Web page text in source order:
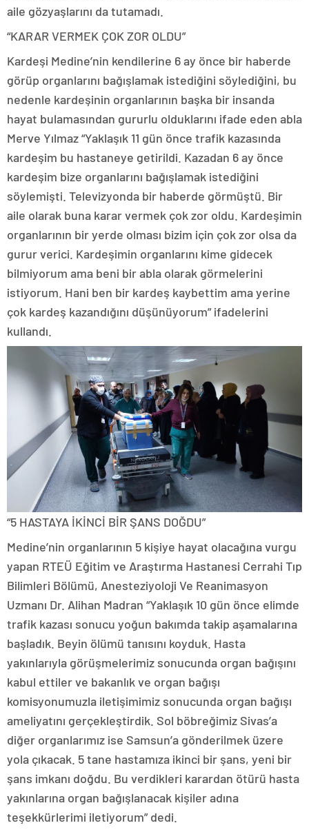
aile gözyaşlarını da tutamadı.
“KARAR VERMEK ÇOK ZOR OLDU”
Kardeşi Medine’nin kendilerine 6 ay önce bir haberde
görüp organlarını bağışlamak istediğini söylediğini, bu
nedenle kardeşinin organlarının başka bir insanda
hayat bulamasından gururlu olduklarını ifade eden abla
Merve Yılmaz “Yaklaşık 11 gün önce trafik kazasında
kardeşim bu hastaneye getirildi. Kazadan 6 ay önce
kardeşim bize organlarını bağışlamak istediğini
söylemişti. Televizyonda bir haberde görmüştü. Bir
aile olarak buna karar vermek çok zor oldu. Kardeşimin
organlarının bir yerde olması bizim için çok zor olsa da
gurur verici. Kardeşimin organlarını kime gidecek
bilmiyorum ama beni bir abla olarak görmelerini
istiyorum. Hani ben bir kardeş kaybettim ama yerine
çok kardeş kazandığını düşünüyorum” ifadelerini
kullandı.
“5 HASTAYA İKİNCİ BİR ŞANS DOĞDU”
Medine’nin organlarının 5 kişiye hayat olacağına vurgu
yapan RTEÜ Eğitim ve Araştırma Hastanesi Cerrahi Tıp
Bilimleri Bölümü, Anesteziyoloji Ve Reanimasyon
Uzmanı Dr. Alihan Madran “Yaklaşık 10 gün önce elimde
trafik kazası sonucu yoğun bakımda takip aşamalarına
başladık. Beyin ölümü tanısını koyduk. Hasta
yakınlarıyla görüşmelerimiz sonucunda organ bağışını
kabul ettiler ve bakanlık ve organ bağışı
komisyonumuzla iletişimimiz sonucunda organ bağışı
ameliyatını gerçekleştirdik. Sol böbreğimiz Sivas’a
diğer organlarımız ise Samsun’a gönderilmek üzere
yola çıkacak. 5 tane hastamıza ikinci bir şans, yeni bir
şans imkanı doğdu. Bu verdikleri karardan ötürü hasta
yakınlarına organ bağışlanacak kişiler adına
teşekkürlerimi iletiyorum” dedi.